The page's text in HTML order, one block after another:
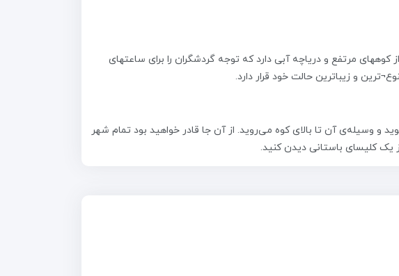
از کوههای مرتفع و دریاچه آبی دارد که توجه گردشگران را برای ساعتهای
و زیباترین حالت خود قرار دارد.
و وسیله‌ی آن تا بالای کوه می‌روید. از آن جا قادر خواهید بود تمام شهر
یک کلیسای باستانی دیدن کنید.